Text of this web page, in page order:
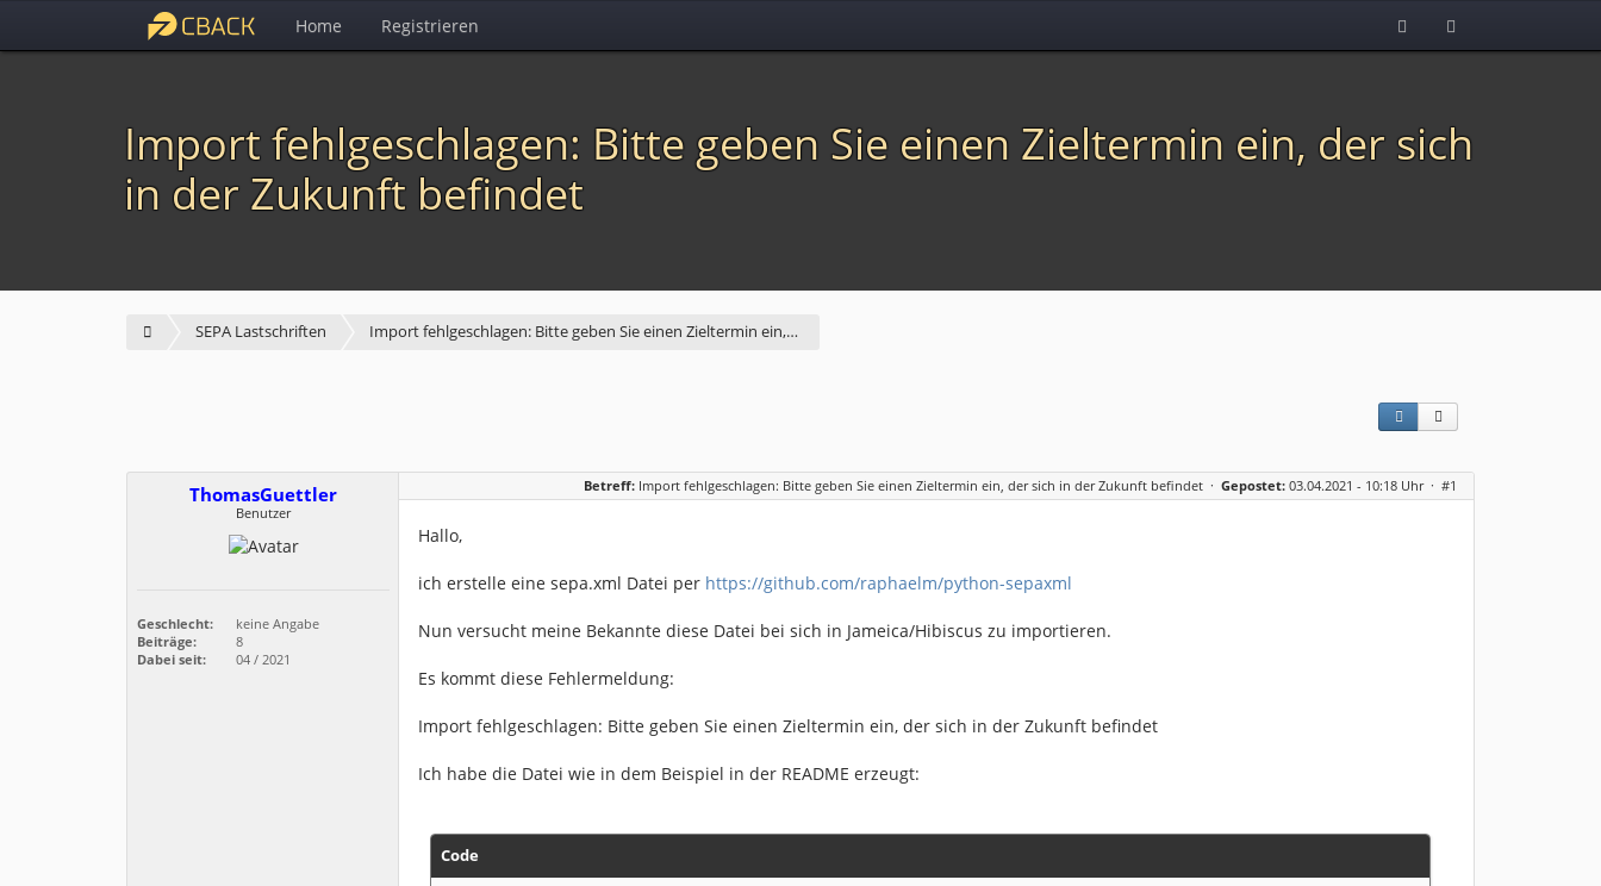
Home Registrieren
Import fehlgeschlagen: Bitte geben Sie einen Zieltermin ein, der sich
in der Zukunft befindet
SEPA Lastschriften Import fehlgeschlagen: Bitte geben Sie einen Zieltermin ein,…
ThomasGuettler
Benutzer
Geschlecht:
keine Angabe
Beiträge:
8
Dabei seit:
04 / 2021
Betreff: Import fehlgeschlagen: Bitte geben Sie einen Zieltermin ein, der sich in der Zukunft befindet · Gepostet: 03.04.2021 - 10:18 Uhr · #1
Hallo,
ich erstelle eine sepa.xml Datei per https://github.com/raphaelm/python-sepaxml
Nun versucht meine Bekannte diese Datei bei sich in Jameica/Hibiscus zu importieren.
Es kommt diese Fehlermeldung:
Import fehlgeschlagen: Bitte geben Sie einen Zieltermin ein, der sich in der Zukunft befindet
Ich habe die Datei wie in dem Beispiel in der README erzeugt:
Code